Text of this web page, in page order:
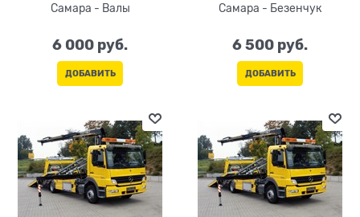
Самара - Валы
6 000 руб.
ДОБАВИТЬ
Самара - Безенчук
6 500 руб.
ДОБАВИТЬ